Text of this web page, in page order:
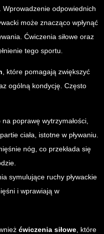
odpowiednich
może znacząco wpłynąć
Ćwiczenia siłowe oraz
tego sportu.
, które pomagają zwiększyć
ogólną kondycję. Często
poprawę wytrzymałości,
ciała, istotne w pływaniu.
nóg, co przekłada się
symulujące ruchy pływackie
i wprawiają w
ćwiczenia siłowe , które